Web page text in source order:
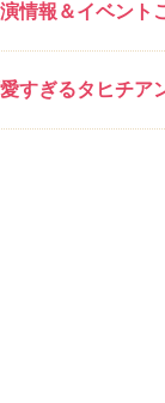
情報＆イベント
すぎるタヒチア